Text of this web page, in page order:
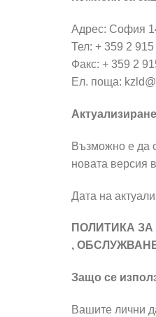
Адрес: София
Тел: + 359 2
Факс: + 359 2
Ел. поща:
Възможно е да
новата версия
Дата на
ПОЛИТИКА
,
Защо се
Вашите лични